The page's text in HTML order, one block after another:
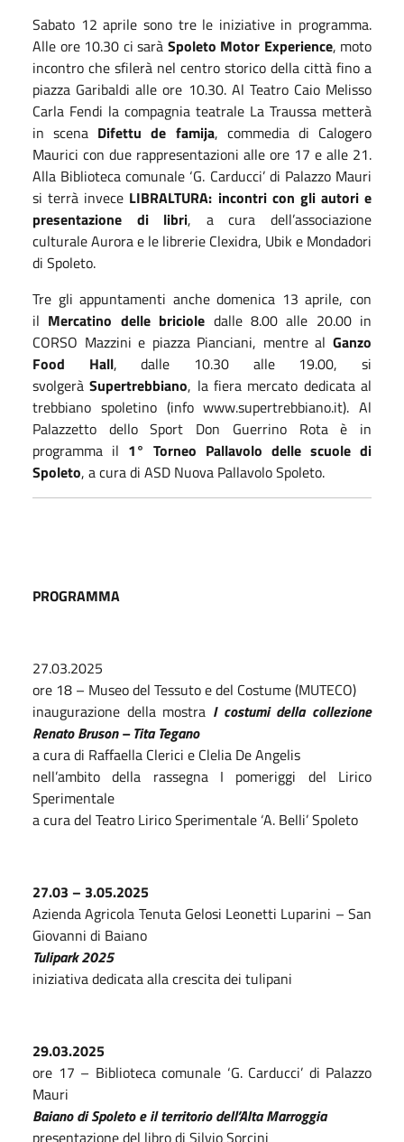
Sabato 12 aprile sono tre le iniziative in programma.
Alle ore 10.30 ci sarà Spoleto Motor Experience, moto
incontro che sfilerà nel centro storico della città fino a
piazza Garibaldi alle ore 10.30. Al Teatro Caio Melisso
Carla Fendi la compagnia teatrale La Traussa metterà
in scena Difettu de famija, commedia di Calogero
Maurici con due rappresentazioni alle ore 17 e alle 21.
Alla Biblioteca comunale ‘G. Carducci’ di Palazzo Mauri
si terrà invece LIBRALTURA: incontri con gli autori e
presentazione di libri, a cura dell’associazione
culturale Aurora e le librerie Clexidra, Ubik e Mondadori
di Spoleto.
Tre gli appuntamenti anche domenica 13 aprile, con
il Mercatino delle briciole dalle 8.00 alle 20.00 in
CORSO Mazzini e piazza Pianciani, mentre al Ganzo
Food Hall, dalle 10.30 alle 19.00, si
svolgeràSupertrebbiano, la fiera mercato dedicata al
trebbiano spoletino (info www.supertrebbiano.it). Al
Palazzetto dello Sport Don Guerrino Rota è in
programma il 1° Torneo Pallavolo delle scuole di
Spoleto, a cura di ASD Nuova Pallavolo Spoleto.
PROGRAMMA
27.03.2025
ore 18 – Museo del Tessuto e del Costume (MUTECO)
inaugurazione della mostra I costumi della collezione
Renato Bruson – Tita Tegano
a cura di Raffaella Clerici e Clelia De Angelis
nell’ambito della rassegna I pomeriggi del Lirico
Sperimentale
a cura del Teatro Lirico Sperimentale ‘A. Belli’ Spoleto
27.03 – 3.05.2025
Azienda Agricola Tenuta Gelosi Leonetti Luparini – San
Giovanni di Baiano
Tulipark 2025
iniziativa dedicata alla crescita dei tulipani
29.03.2025
ore 17 – Biblioteca comunale ‘G. Carducci’ di Palazzo
Mauri
Baiano di Spoleto e il territorio dell’Alta Marroggia
presentazione del libro di Silvio Sorcini